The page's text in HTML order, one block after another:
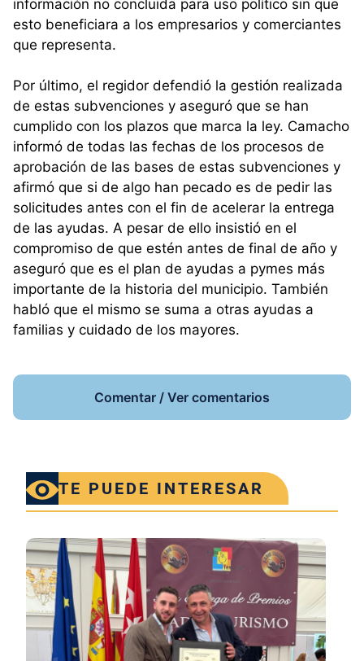
información no concluida para uso político sin que
esto beneficiara a los empresarios y comerciantes
que representa.
Por último, el regidor defendió la gestión realizada
de estas subvenciones y aseguró que se han
cumplido con los plazos que marca la ley. Camacho
informó de todas las fechas de los procesos de
aprobación de las bases de estas subvenciones y
afirmó que si de algo han pecado es de pedir las
solicitudes antes con el fin de acelerar la entrega
de las ayudas. A pesar de ello insistió en el
compromiso de que estén antes de final de año y
aseguró que es el plan de ayudas a pymes más
importante de la historia del municipio. También
habló que el mismo se suma a otras ayudas a
familias y cuidado de los mayores.
Comentar / Ver comentarios
TE PUEDE INTERESAR